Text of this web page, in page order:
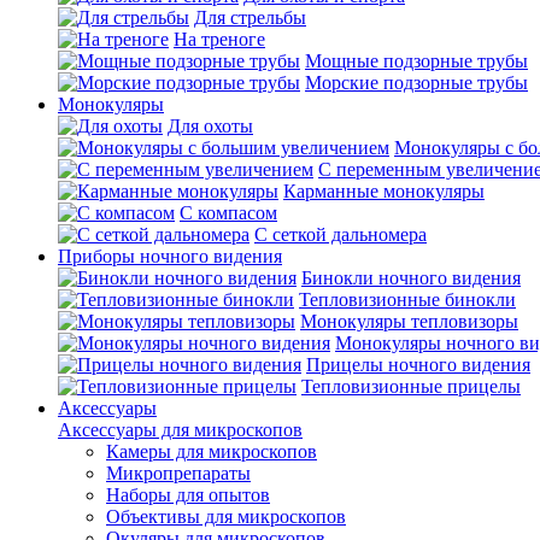
Для стрельбы
На треноге
Мощные подзорные трубы
Морские подзорные трубы
Монокуляры
Для охоты
Монокуляры с
С переменным
Карманные монокуляры
С компасом
С сеткой дальномера
Приборы ночного видения
Бинокли ночного видения
Тепловизионные бинокли
Монокуляры тепловизоры
Монокуляры ночного
Прицелы ночного видения
Тепловизионные прицелы
Аксессуары
Аксессуары для микроскопов
Камеры для микроскопов
Микропрепараты
Наборы для опытов
Объективы для микроскопов